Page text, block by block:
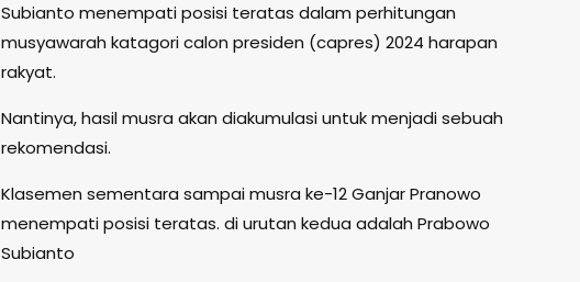
Subianto menempati posisi teratas dalam perhitungan
musyawarah katagori calon presiden (capres) 2024 harapan
rakyat.
Nantinya, hasil musra akan diakumulasi untuk menjadi sebuah
rekomendasi.
Klasemen sementara sampai musra ke-12 Ganjar Pranowo
menempati posisi teratas. di urutan kedua adalah Prabowo
Subianto